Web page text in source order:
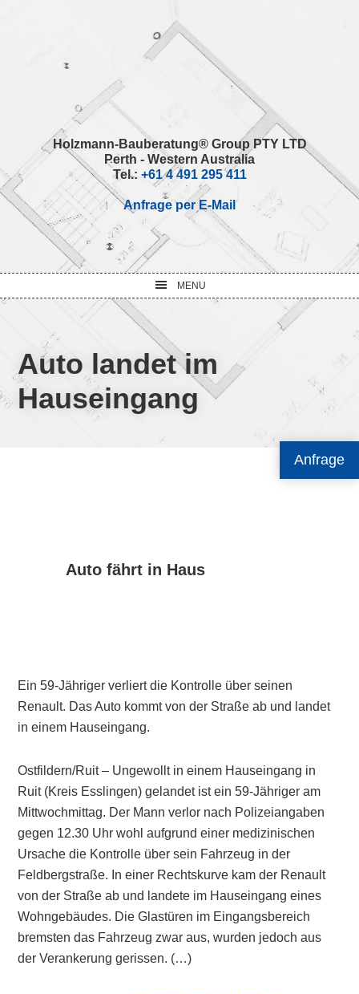
Anfrage
Holzmann-Bauberatung® Group PTY LTD
Perth - Western Australia
Tel.: +61 4 491 295 411
Anfrage per E-Mail
MENU
Auto landet im
Hauseingang
Auto fährt in Haus
Ein 59-Jähriger verliert die Kontrolle über seinen
Renault. Das Auto kommt von der Straße ab und landet
in einem Hauseingang.
Ostfildern/Ruit – Ungewollt in einem Hauseingang in
Ruit (Kreis Esslingen) gelandet ist ein 59-Jähriger am
Mittwochmittag. Der Mann verlor nach Polizeiangaben
gegen 12.30 Uhr wohl aufgrund einer medizinischen
Ursache die Kontrolle über sein Fahrzeug in der
Feldbergstraße. In einer Rechtskurve kam der Renault
von der Straße ab und landete im Hauseingang eines
Wohngebäudes. Die Glastüren im Eingangsbereich
bremsten das Fahrzeug zwar aus, wurden jedoch aus
der Verankerung gerissen. (…)